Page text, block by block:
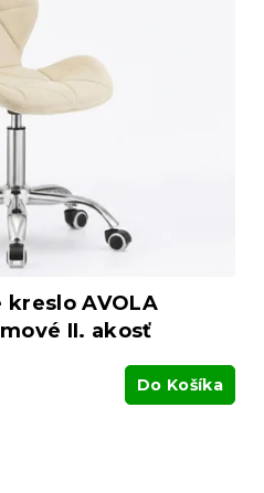
kreslo AVOLA
II. akosť
Do Košíka